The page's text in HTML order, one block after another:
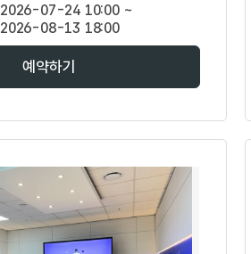
2026-07-24 10:00 ~
2026-08-13 18:00
예약하기